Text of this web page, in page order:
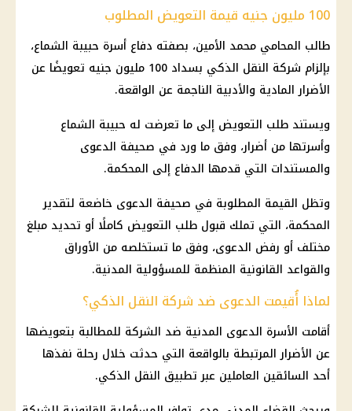
100 مليون جنيه قيمة التعويض المطلوب
طالب المحامي محمد الأمين، بصفته دفاع أسرة حبيبة الشماع،
بإلزام شركة النقل الذكي بسداد 100 مليون جنيه تعويضًا عن
الأضرار المادية والأدبية الناجمة عن الواقعة.
ويستند طلب التعويض إلى ما تعرضت له حبيبة الشماع
وأسرتها من أضرار، وفق ما ورد في صحيفة الدعوى
والمستندات التي قدمها الدفاع إلى المحكمة.
وتظل القيمة المطلوبة في صحيفة الدعوى خاضعة لتقدير
المحكمة، التي تملك قبول طلب التعويض كاملًا أو تحديد مبلغ
مختلف أو رفض الدعوى، وفق ما تستخلصه من الأوراق
والقواعد القانونية المنظمة للمسؤولية المدنية.
لماذا أُقيمت الدعوى ضد شركة النقل الذكي؟
أقامت الأسرة الدعوى المدنية ضد الشركة للمطالبة بتعويضها
عن الأضرار المرتبطة بالواقعة التي حدثت خلال رحلة نفذها
أحد السائقين العاملين عبر تطبيق النقل الذكي.